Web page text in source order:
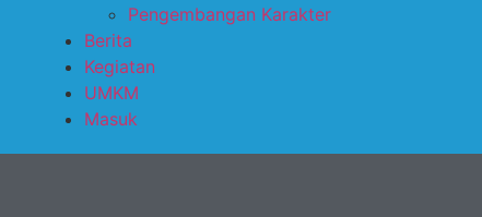
Pengembangan Karakter
Berita
Kegiatan
UMKM
Masuk